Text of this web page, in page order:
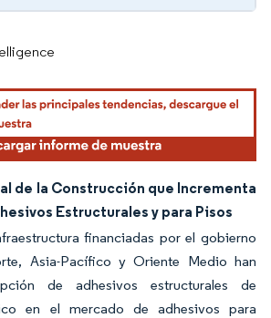
de la Construcción que Incrementa
Estructurales y para Pisos
financiadas por el gobierno
Asia-Pacífico y Oriente Medio han
de adhesivos estructurales de
en el mercado de adhesivos para